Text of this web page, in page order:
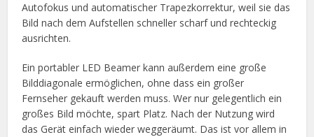
Autofokus und automatischer Trapezkorrektur, weil sie das
Bild nach dem Aufstellen schneller scharf und rechteckig
ausrichten.
Ein portabler LED Beamer kann außerdem eine große
Bilddiagonale ermöglichen, ohne dass ein großer
Fernseher gekauft werden muss. Wer nur gelegentlich ein
großes Bild möchte, spart Platz. Nach der Nutzung wird
das Gerät einfach wieder weggeräumt. Das ist vor allem in